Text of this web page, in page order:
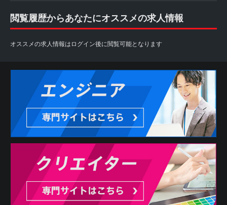
閲覧履歴からあなたにオススメの求人情報
オススメの求人情報はログイン後に閲覧可能となります